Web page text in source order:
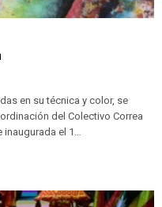
en su técnica y color, se
del Colectivo Correa
inaugurada el 1…